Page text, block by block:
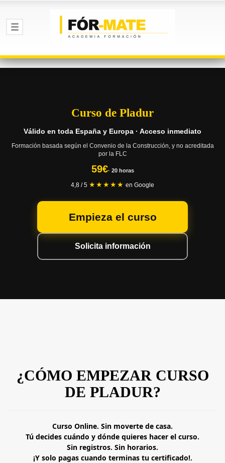
Curso de Pladur
Válido en toda España y Europa · Acceso inmediato
Formación basada según el Convenio de la Construcción, y no acreditada
por la FLC
59€· 20 horas
4,8 / 5 ★★★★★ en Google
Empieza el curso
Solicita información
¿CÓMO EMPEZAR CURSO
DE PLADUR?
Curso Online. Sin moverte de casa.
Tú decides cuándo y dónde quieres hacer el curso.
Sin registros. Sin horarios.
¡Y solo pagas cuando terminas tu certificado!.